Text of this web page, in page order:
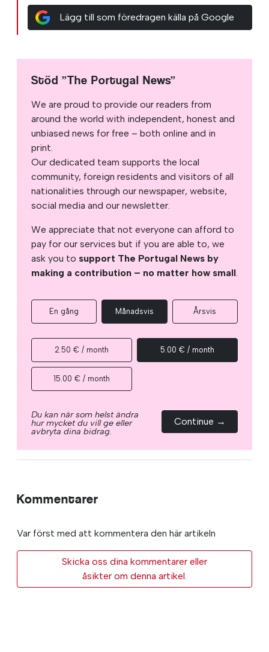
Lägg till som föredragen källa på Google
Stöd ”The Portugal News”
We are proud to provide our readers from
around the world with independent, honest and
unbiased news for free – both online and in
print.
Our dedicated team supports the local
community, foreign residents and visitors of all
nationalities through our newspaper, website,
social media and our newsletter.
We appreciate that not everyone can afford to
pay for our services but if you are able to, we
ask you to support The Portugal News by
making a contribution – no matter how small.
En gång Månadsvis Årsvis
2.50 € / month 5.00 € / month
15.00 € / month
Du kan när som helst ändra
hur mycket du vill ge eller
avbryta dina bidrag.
Continue →
Kommentarer
Var först med att kommentera den här artikeln
Skicka oss dina kommentarer eller
åsikter om denna artikel.